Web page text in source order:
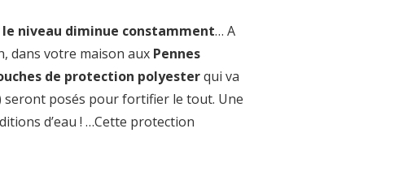
le niveau diminue constamment… A
dans votre maison aux Pennes
de protection polyesterqui va
seront posés pour fortifier le tout. Une
d’eau ! …Cette protection